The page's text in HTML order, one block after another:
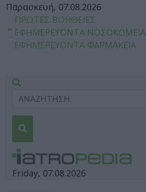
Παρασκευή, 07.08.2026
ΠΡΩΤΕΣ ΒΟΗΘΕΙΕΣ
ΕΦΗΜΕΡΕΥΟΝΤΑ ΝΟΣΟΚΟΜΕΙΑ
ΕΦΗΜΕΡΕΥΟΝΤΑ ΦΑΡΜΑΚΕΙΑ
Friday, 07.08.2026